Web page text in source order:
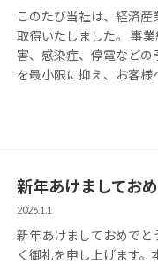
このたび当社は、経済
取得いたしました。 事
害、感染症、停電など
を最小限に抑え、お客様
新年あけましてお
2026.1.1
新年あけましておめでと
く御礼を申し上げます